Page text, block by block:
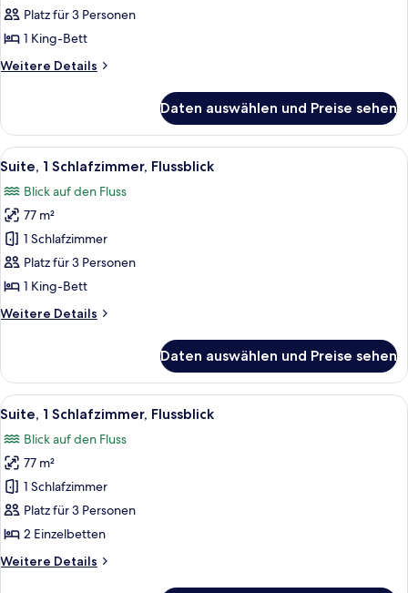
Schlafzimmer,
Gartenblick
Platz für 3 Personen
1 King-Bett
Weitere Details
Weitere
1
Schlafzimmer,
Gartenblick
Daten auswählen und Preise sehen
Alle
Fotos
für
Suite,
Schlafzimmer,
Flussblick
Ein Hotelzimmer mit einem großen
8
Suite, 1 Schlafzimmer, Flussblick
Blick auf den Fluss
77 m²
1 Schlafzimmer
Platz für 3 Personen
1 King-Bett
Weitere Details
Weitere
1
Schlafzimmer,
Flussblick
Daten auswählen und Preise sehen
Alle
Fotos
für
Suite,
Schlafzimmer,
Flussblick
Ein Hotelzimmer mit einem großen
9
Suite, 1 Schlafzimmer, Flussblick
Blick auf den Fluss
77 m²
1 Schlafzimmer
Platz für 3 Personen
2 Einzelbetten
Weitere Details
Weitere